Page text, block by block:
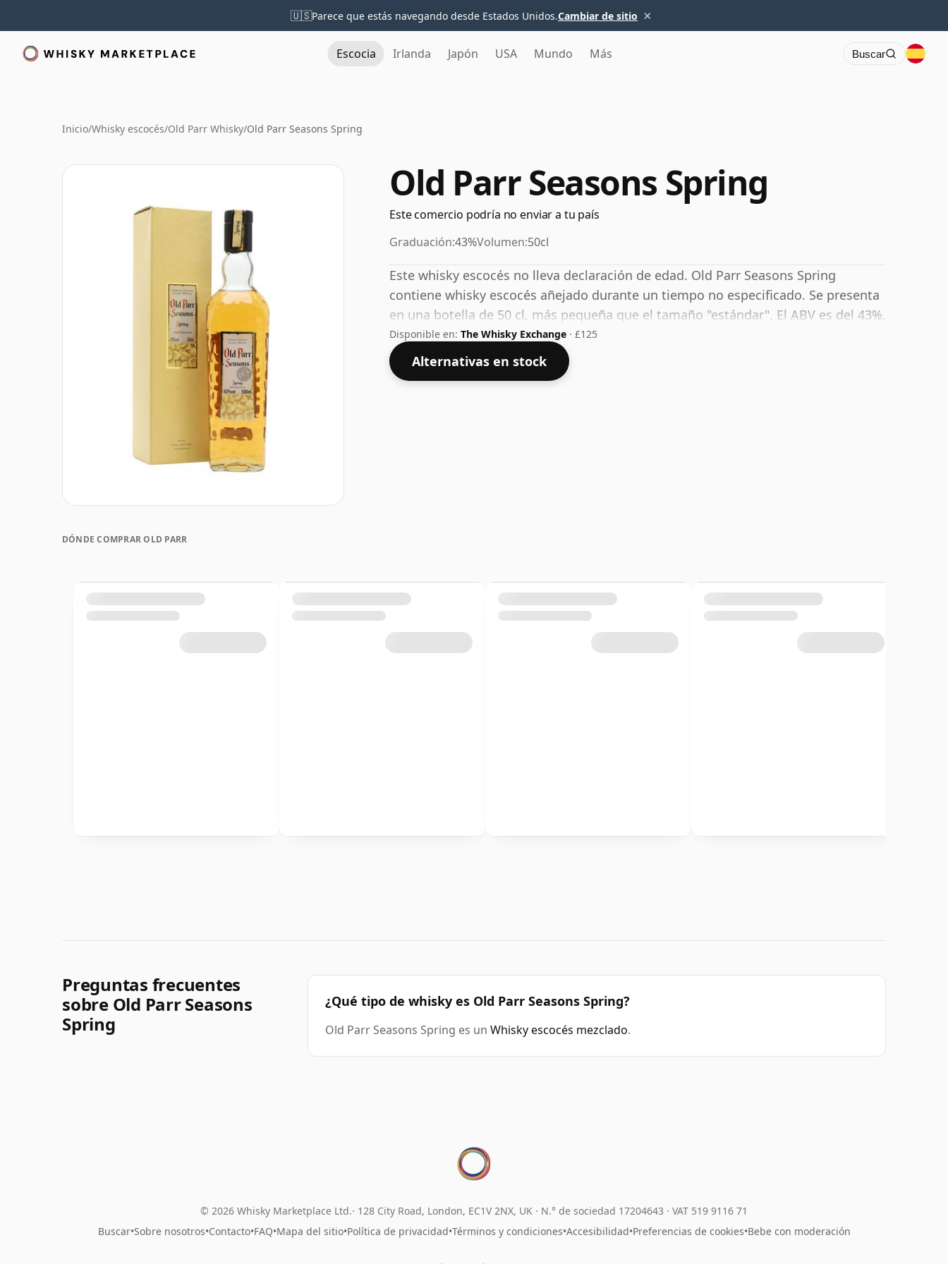
🇺🇸Parece que estás navegando desde Estados Unidos.Cambiar de sitio ×
Escocia Irlanda Japón USA Mundo Más Buscar
Inicio/Whisky escocés/Old Parr Whisky/Old Parr Seasons Spring
Old Parr Seasons Spring
Este comercio podría no enviar a tu país
Graduación:43%Volumen:50cl
Este whisky escocés no lleva declaración de edad. Old Parr Seasons Spring
contiene whisky escocés añejado durante un tiempo no especificado. Se presenta
en una botella de 50 cl, más pequeña que el tamaño "estándar". El ABV es del 43%.
Disponible en: The Whisky Exchange · £125
Alternativas en stock
DÓNDE COMPRAR OLD PARR
Preguntas frecuentes
sobre Old Parr Seasons
Spring
¿Qué tipo de whisky es Old Parr Seasons Spring?
Old Parr Seasons Spring es un Whisky escocés mezclado.
© 2026 Whisky Marketplace Ltd. 128 City Road, London, EC1V 2NX, UK · N.° de sociedad 17204643 · VAT 519 9116 71
Buscar•Sobre nosotros•Contacto•FAQ•Mapa del sitio•Política de privacidad•Términos y condiciones•Accesibilidad•Preferencias de cookies•Bebe con moderación